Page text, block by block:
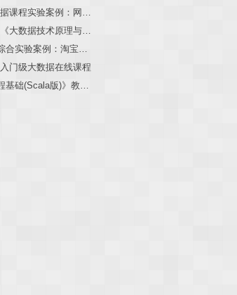
林子雨编著《大数据技术原理与应用（第3版）》教材配套大数据软件安装和编程实践指南
门级大数据在线课程
《Spark编程基础(Scala版)》教材官网